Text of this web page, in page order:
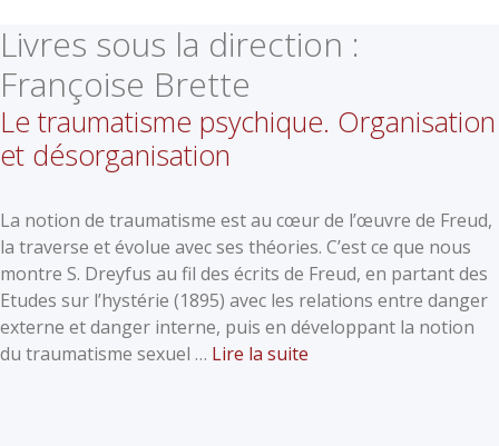
Livres sous la direction :
Françoise Brette
Le traumatisme psychique. Organisation
et désorganisation
La notion de traumatisme est au cœur de l’œuvre de Freud,
la traverse et évolue avec ses théories. C’est ce que nous
montre S. Dreyfus au fil des écrits de Freud, en partant des
Etudes sur l’hystérie (1895) avec les relations entre danger
externe et danger interne, puis en développant la notion
du traumatisme sexuel … Lire la suite